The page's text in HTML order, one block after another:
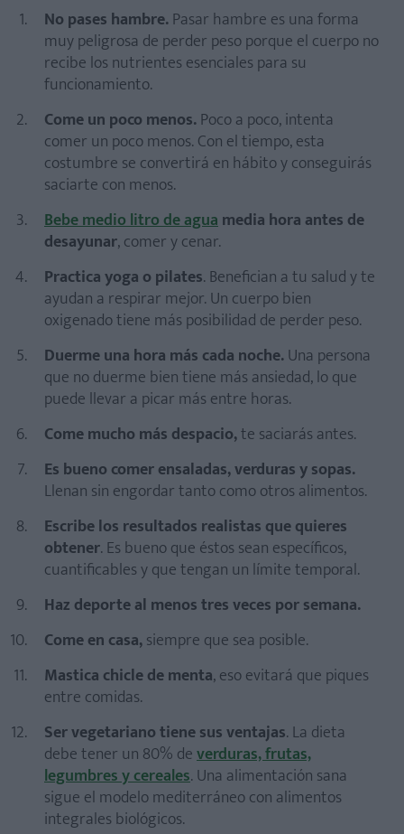
No pases hambre.Pasar hambre es una forma
muy peligrosa de perder peso porque el cuerpo no
recibe los nutrientes esenciales para su
funcionamiento.
Come un poco menos.Poco a poco, intenta
comer un poco menos. Con el tiempo, esta
costumbre se convertirá en hábito y conseguirás
saciarte con menos.
Bebe medio litro de aguamedia hora antes de
desayunar, comer y cenar.
Practica yoga o pilates. Benefician a tu salud y te
ayudan a respirar mejor. Un cuerpo bien
oxigenado tiene más posibilidad de perder peso.
Duerme una hora más cada noche.Una persona
que no duerme bien tiene más ansiedad, lo que
puede llevar a picar más entre horas.
Come mucho más despacio,te saciarás antes.
Es bueno comer ensaladas, verduras y sopas.
Llenan sin engordar tanto como otros alimentos.
Escribe los resultados realistas que quieres
obtener. Es bueno que éstos sean específicos,
cuantificables y que tengan un límite temporal.
Haz deporte al menos tres veces por semana.
Come en casa,siempre que sea posible.
Mastica chicle de menta, eso evitará que piques
entre comidas.
Ser vegetariano tiene sus ventajas. La dieta
debe tener un 80% deverduras, frutas,
legumbres y cereales. Una alimentación sana
sigue el modelo mediterráneo con alimentos
integrales biológicos.